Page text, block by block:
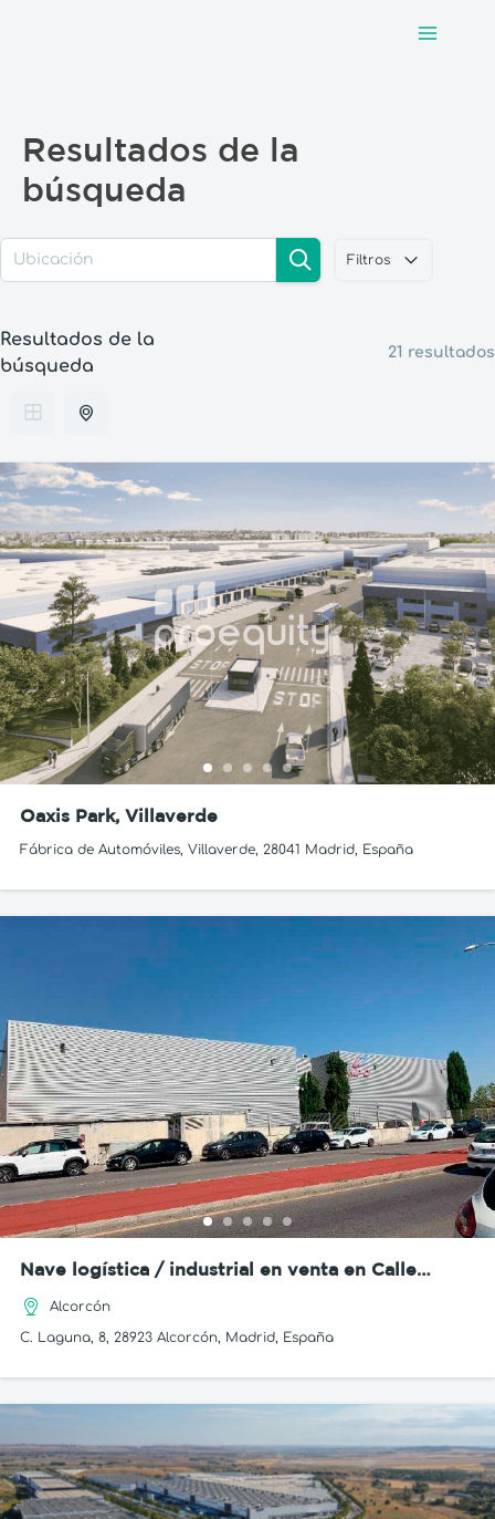
Main
Resultados de la
búsqueda
Filtros
Resultados de la
búsqueda
21 resultados
Oaxis Park, Villaverde
Fábrica de Automóviles, Villaverde, 28041 Madrid, España
Nave logística / industrial en venta en Calle
Laguna, 6
Alcorcón
C. Laguna, 8, 28923 Alcorcón, Madrid, España